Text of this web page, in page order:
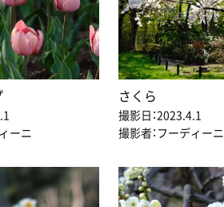
ーニ
さくら
撮影日：2023.4.1
撮影者：フーディーニ